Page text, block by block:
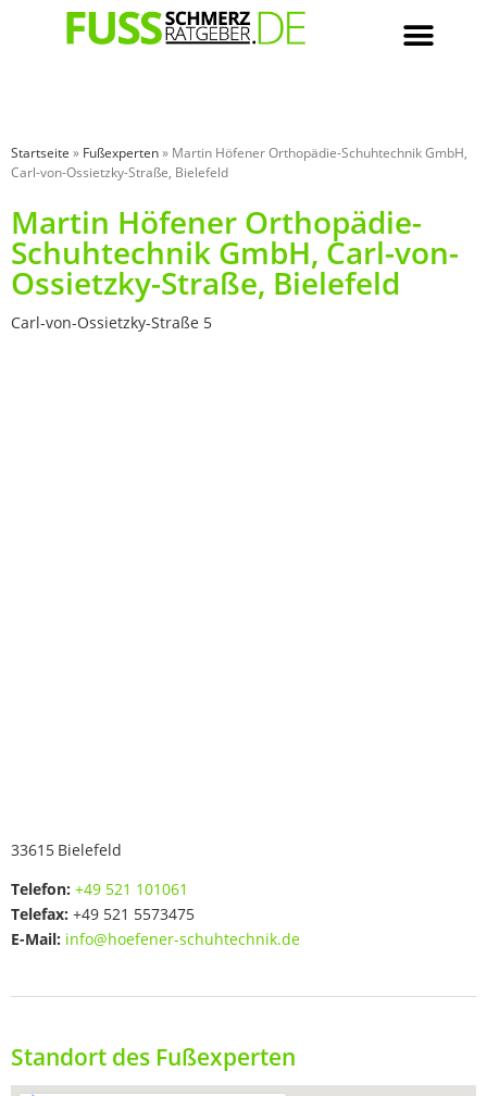
Startseite » Fußexperten» Martin Höfener Orthopädie-Schuhtechnik GmbH,
Carl-von-Ossietzky-Straße, Bielefeld
Martin Höfener Orthopädie-
Schuhtechnik GmbH, Carl-von-
Ossietzky-Straße, Bielefeld
Carl-von-Ossietzky-Straße 5
33615 Bielefeld
Telefon: +49 521 101061
Telefax: +49 521 5573475
E-Mail: info@hoefener-schuhtechnik.de
Standort des Fußexperten